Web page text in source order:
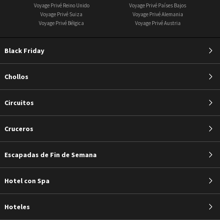
Voyage Privé Reino Unido
Voyage Privé Países Bajos
Voyage Privé Suiza
Voyage Privé Alemania
Voyage Privé Bélgica
Voyage Privé Austria
Black Friday
Chollos
Circuitos
Cruceros
Escapadas de Fin de Semana
Hotel con Spa
Hoteles